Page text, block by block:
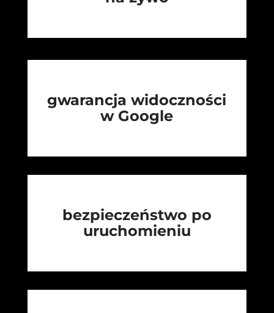
gwarancja widoczności
w Google
bezpieczeństwo po
uruchomieniu